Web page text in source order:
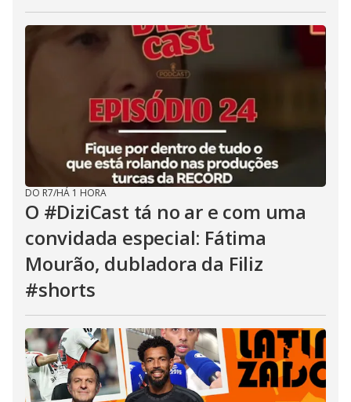
DO R7/HÁ 1 HORA
O #DiziCast tá no ar e com uma
convidada especial: Fátima
Mourão, dubladora da Filiz
#shorts